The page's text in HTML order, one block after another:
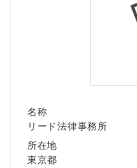
名称
リード法律事務所
所在地
東京都